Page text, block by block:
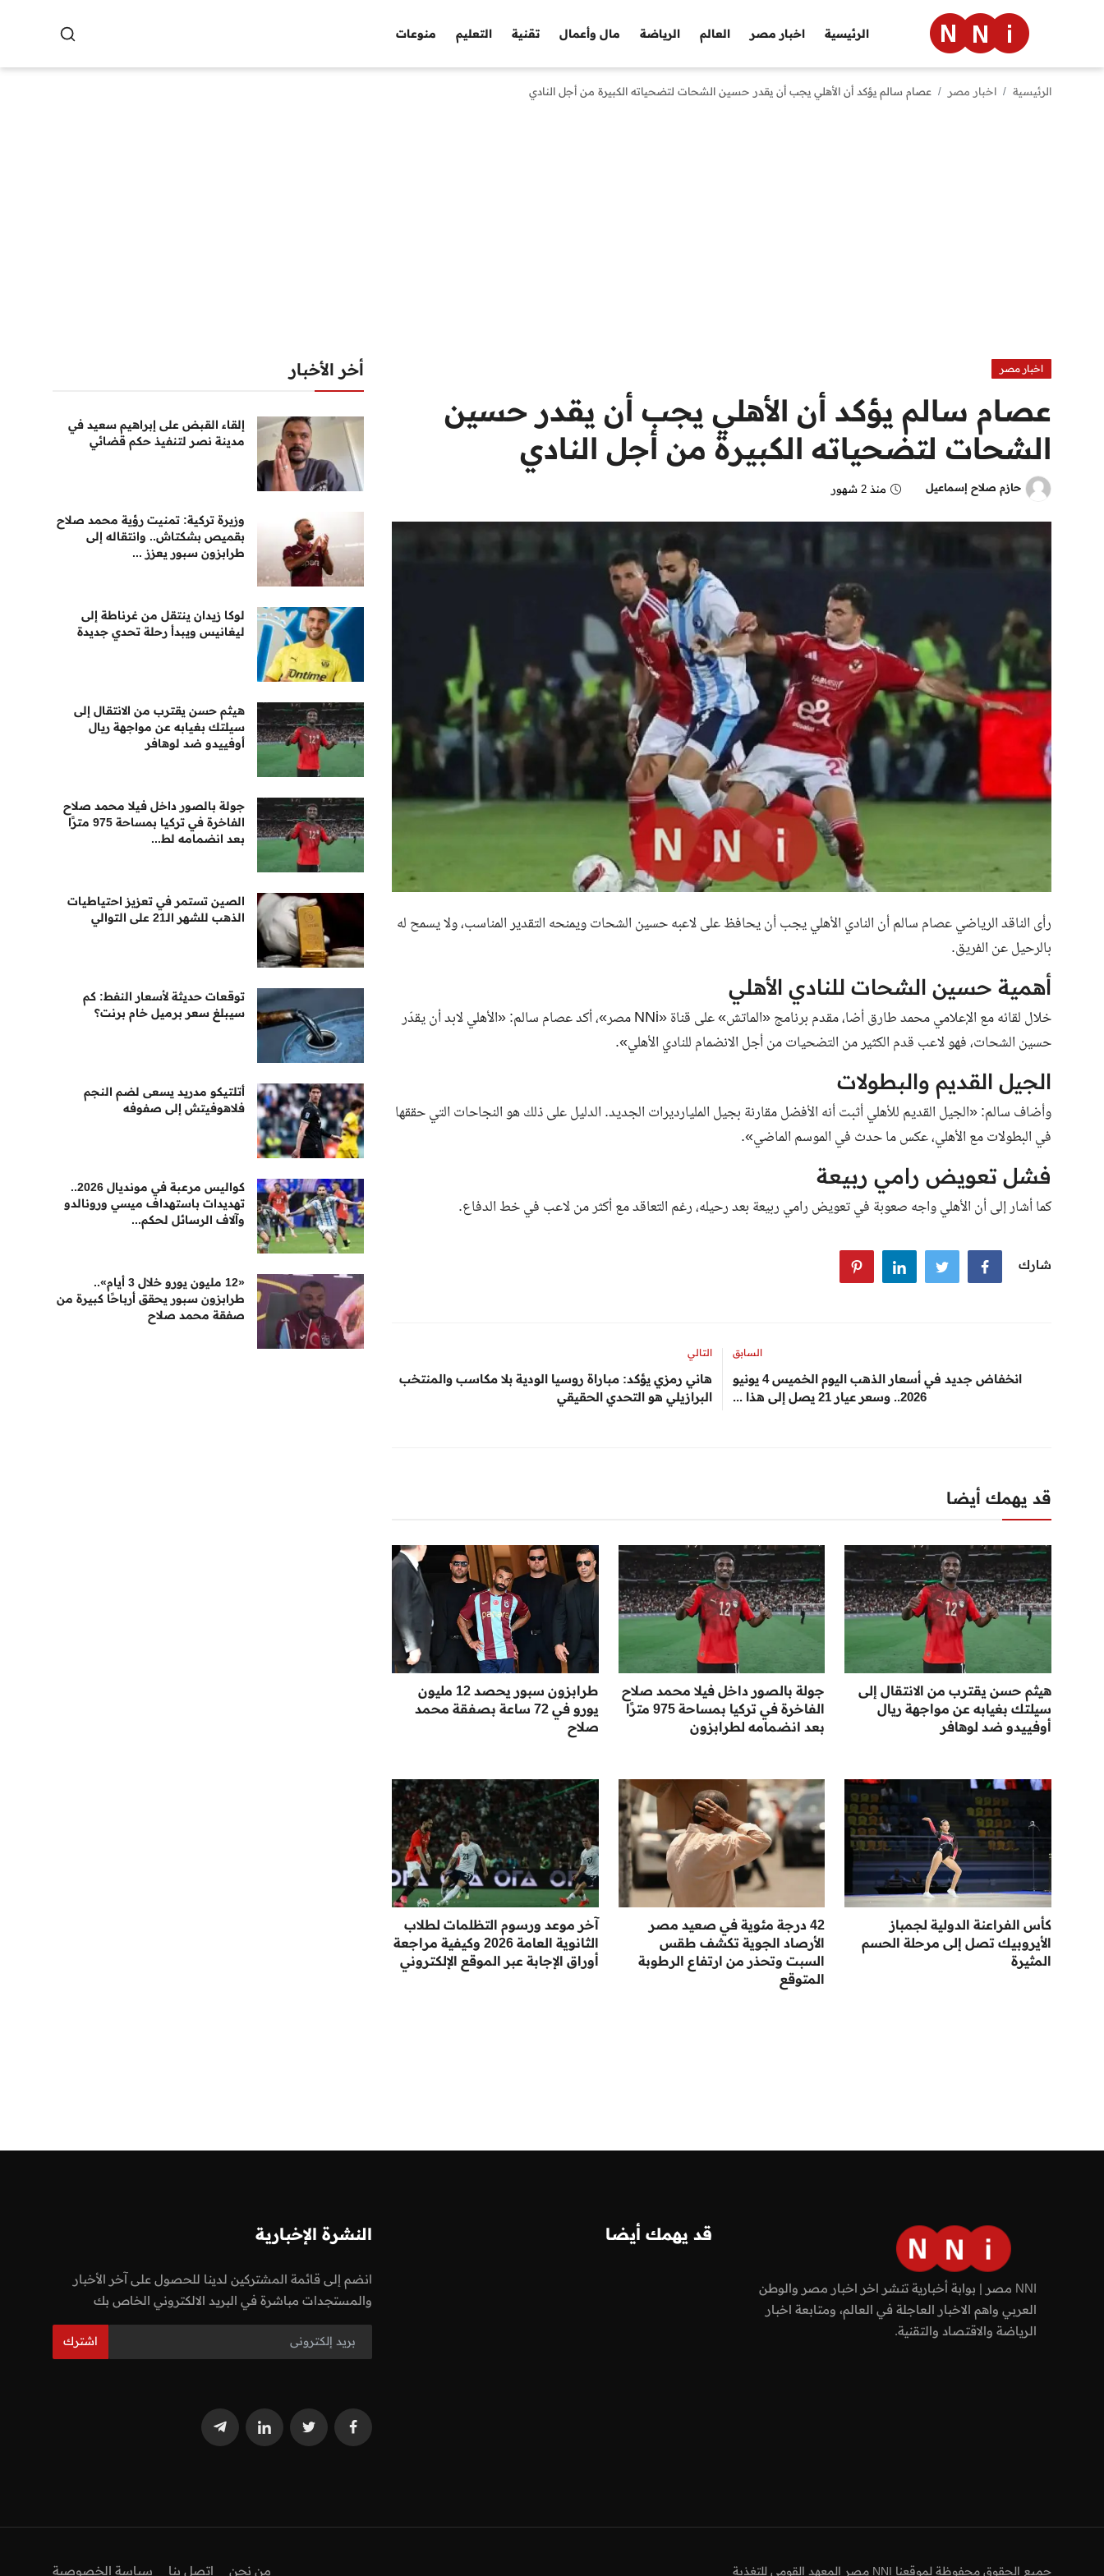
الرئيسية اخبار مصر العالم الرياضة مال وأعمال تقنية التعليم منوعات
منوعات
الرئيسية اخبار مصر عصام سالم يؤكد أن الأهلي يجب أن يقدر حسين الشحات لتضحياته الكبيرة من أجل النادي
اخبار مصر
عصام سالم يؤكد أن الأهلي يجب أن يقدر حسين
الشحات لتضحياته الكبيرة من أجل النادي
حازم صلاح إسماعيل منذ 2 شهور
رأى الناقد الرياضي عصام سالم أن النادي الأهلي يجب أن يحافظ على لاعبه حسين الشحات ويمنحه التقدير المناسب، ولا يسمح له
بالرحيل عن الفريق.
أهمية حسين الشحات للنادي الأهلي
خلال لقائه مع الإعلامي محمد طارق أضا، مقدم برنامج «الماتش» على قناة «NNi مصر»، أكد عصام سالم: «الأهلي لابد أن يقدّر
حسين الشحات، فهو لاعب قدم الكثير من التضحيات من أجل الانضمام للنادي الأهلي».
الجيل القديم والبطولات
وأضاف سالم: «الجيل القديم للأهلي أثبت أنه الأفضل مقارنة بجيل المليارديرات الجديد. الدليل على ذلك هو النجاحات التي حققها
في البطولات مع الأهلي، عكس ما حدث في الموسم الماضي».
فشل تعويض رامي ربيعة
كما أشار إلى أن الأهلي واجه صعوبة في تعويض رامي ربيعة بعد رحيله، رغم التعاقد مع أكثر من لاعب في خط الدفاع.
شارك
السابق
انخفاض جديد في أسعار الذهب اليوم الخميس 4 يونيو
2026.. وسعر عيار 21 يصل إلى هذا ...
التالي
هاني رمزي يؤكد: مباراة روسيا الودية بلا مكاسب والمنتخب
البرازيلي هو التحدي الحقيقي
قد يهمك أيضا
هيثم حسن يقترب من الانتقال إلى
سيلتك بغيابه عن مواجهة ريال
أوفييدو ضد لوهافر
جولة بالصور داخل فيلا محمد صلاح
الفاخرة في تركيا بمساحة 975 مترًا
بعد انضمامه لطرابزون
طرابزون سبور يحصد 12 مليون
يورو في 72 ساعة بصفقة محمد
صلاح
كأس الفراعنة الدولية لجمباز
الأيروبيك تصل إلى مرحلة الحسم
المثيرة
42 درجة مئوية في صعيد مصر
الأرصاد الجوية تكشف طقس
السبت وتحذر من ارتفاع الرطوبة
المتوقع
آخر موعد ورسوم التظلمات لطلاب
الثانوية العامة 2026 وكيفية مراجعة
أوراق الإجابة عبر الموقع الإلكتروني
أخر الأخبار
إلقاء القبض على إبراهيم سعيد في
مدينة نصر لتنفيذ حكم قضائي
وزيرة تركية: تمنيت رؤية محمد صلاح
بقميص بشكتاش.. وانتقاله إلى
طرابزون سبور يعزز ...
لوكا زيدان ينتقل من غرناطة إلى
ليغانيس ويبدأ رحلة تحدي جديدة
هيثم حسن يقترب من الانتقال إلى
سيلتك بغيابه عن مواجهة ريال
أوفييدو ضد لوهافر
جولة بالصور داخل فيلا محمد صلاح
الفاخرة في تركيا بمساحة 975 مترًا
بعد انضمامه لط...
الصين تستمر في تعزيز احتياطيات
الذهب للشهر الـ21 على التوالي
توقعات حديثة لأسعار النفط: كم
سيبلغ سعر برميل خام برنت؟
أتلتيكو مدريد يسعى لضم النجم
فلاهوفيتش إلى صفوفه
كواليس مرعبة في مونديال 2026..
تهديدات باستهداف ميسي ورونالدو
وآلاف الرسائل لحكم...
«12 مليون يورو خلال 3 أيام»..
طرابزون سبور يحقق أرباحًا كبيرة من
صفقة محمد صلاح
NNI مصر | بوابة أخبارية تنشر اخر اخبار مصر والوطن
العربي واهم الاخبار العاجلة في العالم، ومتابعة اخبار
الرياضة والاقتصاد والتقنية.
قد يهمك أيضا النشرة الإخبارية
انضم إلى قائمة المشتركين لدينا للحصول على آخر الأخبار
والمستجدات مباشرة في البريد الالكتروني الخاص بك
اشترك
جميع الحقوق محفوظة لموقعنا NNI مصر المعهد القومي للتغذية من نحن اتصل بنا سياسة الخصوصية